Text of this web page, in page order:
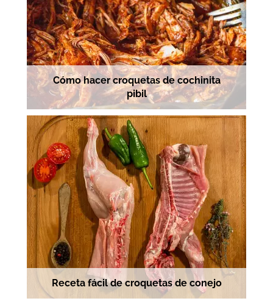
Cómo hacer croquetas de cochinita
pibil
Receta fácil de croquetas de conejo